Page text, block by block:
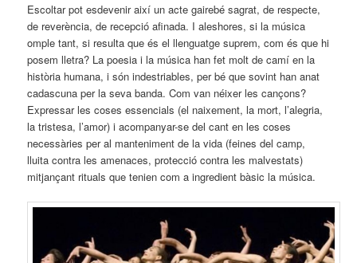
Escoltar pot esdevenir així un acte gairebé sagrat, de respecte,
de reverència, de recepció afinada. I aleshores, si la música
omple tant, si resulta que és el llenguatge suprem, com és que hi
posem lletra? La poesia i la música han fet molt de camí en la
història humana, i són indestriables, per bé que sovint han anat
cadascuna per la seva banda. Com van néixer les cançons?
Expressar les coses essencials (el naixement, la mort, l’alegria,
la tristesa, l’amor) i acompanyar-se del cant en les coses
necessàries per al manteniment de la vida (feines del camp,
lluita contra les amenaces, protecció contra les malvestats)
mitjançant rituals que tenien com a ingredient bàsic la música.